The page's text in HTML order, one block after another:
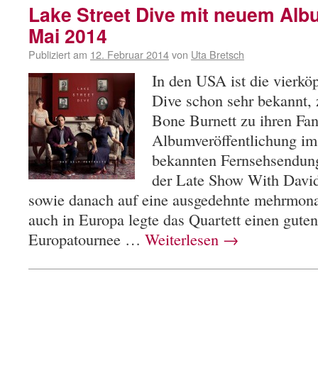
Lake Street Dive mit neuem
Mai 2014
Publiziert am 12. Februar 2014von Uta Bretsch
In den USA ist die
Dive schon sehr
Bone Burnett zu ihren
Albumveröffentlichung
bekannten
der Late Show With
sowie danach auf eine ausgedehnte
auch in Europa legte das Quartett einen
Europatournee … Weiterlesen →